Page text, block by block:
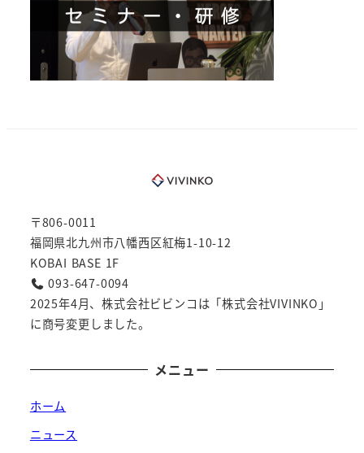
〒806-0011
福岡県北九州市八幡西区紅梅1-10-12
KOBAI BASE 1F
093-647-0094
2025年4月、株式会社ビビンコは「株式会社VIVINKO」
に商号変更しました。
メニュー
ホーム
ニュース